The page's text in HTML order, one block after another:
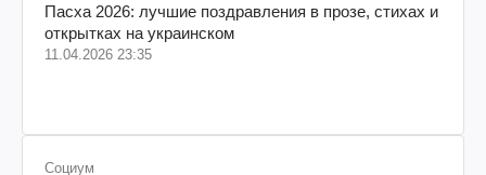
Пасха 2026: лучшие поздравления в прозе, стихах и
открытках на украинском
11.04.2026 23:35
Социум